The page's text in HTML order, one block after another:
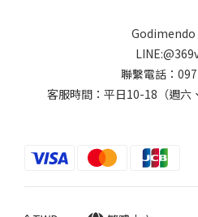
Godimendo
聯繫電話：
客服時間：平日10-18（週六